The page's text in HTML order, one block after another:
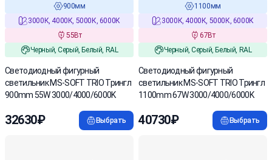
900мм
3000К, 4000К, 5000К, 6000К
55Вт
Черный, Серый, Белый, RAL
Cветодиодный фигурный
светильник MS-SOFT TRIO Трингл
900mm 55W 3000/4000/6000K
32630₽ Выбрать
1100мм
3000К, 4000К, 5000К, 6000К
67Вт
Черный, Серый, Белый, RAL
Cветодиодный фигурный
светильник MS-SOFT TRIO Трингл
1100mm 67W 3000/4000/6000K
40730₽ Выбрать